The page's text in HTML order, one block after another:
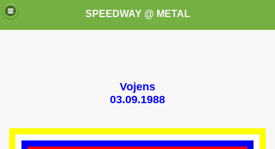
SPEEDWAY @ METAL
Vojens
03.09.1988
these speedway programms)